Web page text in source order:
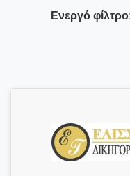
Ενεργό